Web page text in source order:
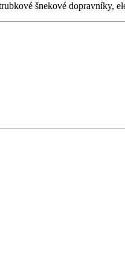
šnekové dopravníky,